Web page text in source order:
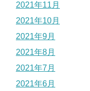
2021年11月
2021年10月
2021年9月
2021年8月
2021年7月
2021年6月